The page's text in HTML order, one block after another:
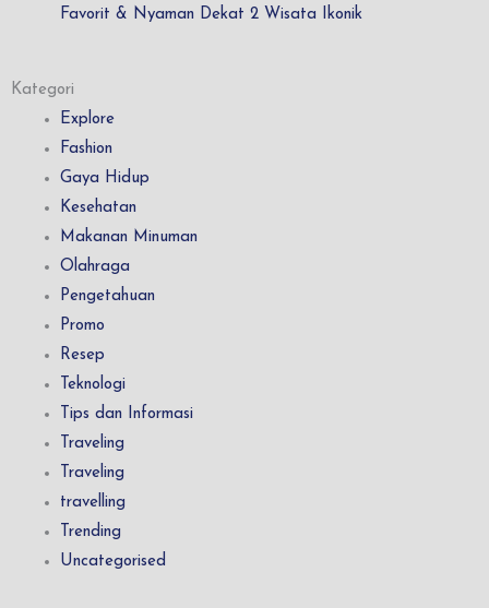
Favorit & Nyaman Dekat 2 Wisata Ikonik
Kategori
Explore
Fashion
Gaya Hidup
Kesehatan
Makanan Minuman
Olahraga
Pengetahuan
Promo
Resep
Teknologi
Tips dan Informasi
Traveling
Traveling
travelling
Trending
Uncategorised